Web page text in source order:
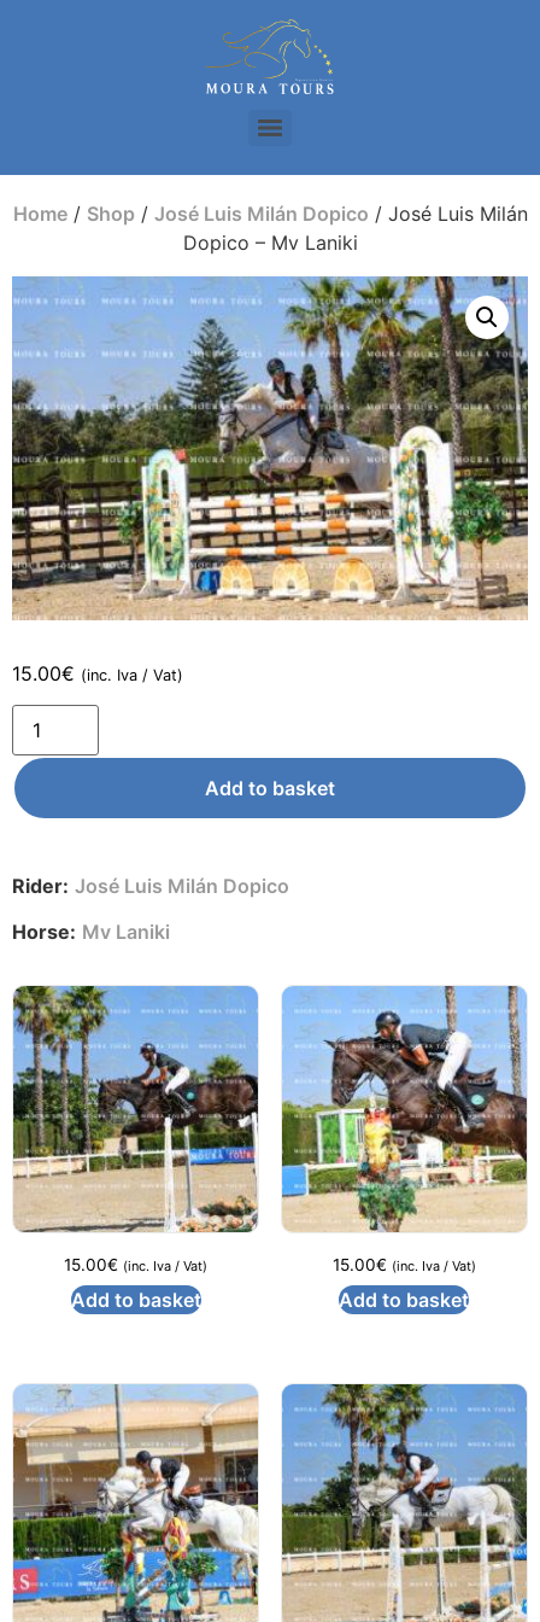
Home/ Shop/ José Luis Milán Dopico / José Luis Milán
Dopico – Mv Laniki
15.00€ (inc. Iva / Vat)
Add to basket
Rider: José Luis Milán Dopico
Horse: Mv Laniki
15.00€ (inc. Iva / Vat)
Add to basket
15.00€ (inc. Iva / Vat)
Add to basket